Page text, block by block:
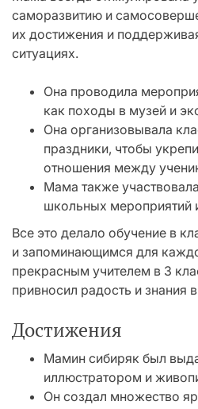
саморазвитию и
их достижения и
ситуациях.
Она проводила
как походы в музей и
Она организовывала
праздники, чтобы
отношения между
Мама также
школьных мероприятий
Все это делало обучение в
и запоминающимся для
прекрасным учителем в 3
привносил радость и знания
Достижения
Мамин сибиряк был
иллюстратором и
Он создал множество